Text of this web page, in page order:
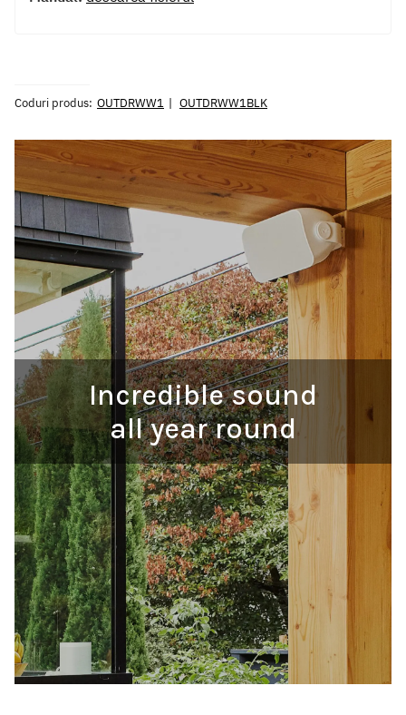
Coduri produs: OUTDRWW1 OUTDRWW1BLK
Incredible sound
all year round